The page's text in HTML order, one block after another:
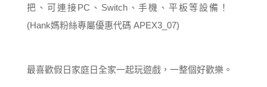
最喜歡假日家庭日全家一起玩遊戲，一整個好歡樂。